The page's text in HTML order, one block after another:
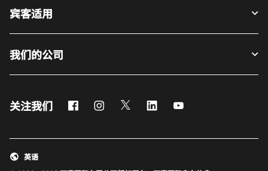
宾客适用
我们的公司
关注我们 FacebookInstagram
Twitter LinkedIn
英语